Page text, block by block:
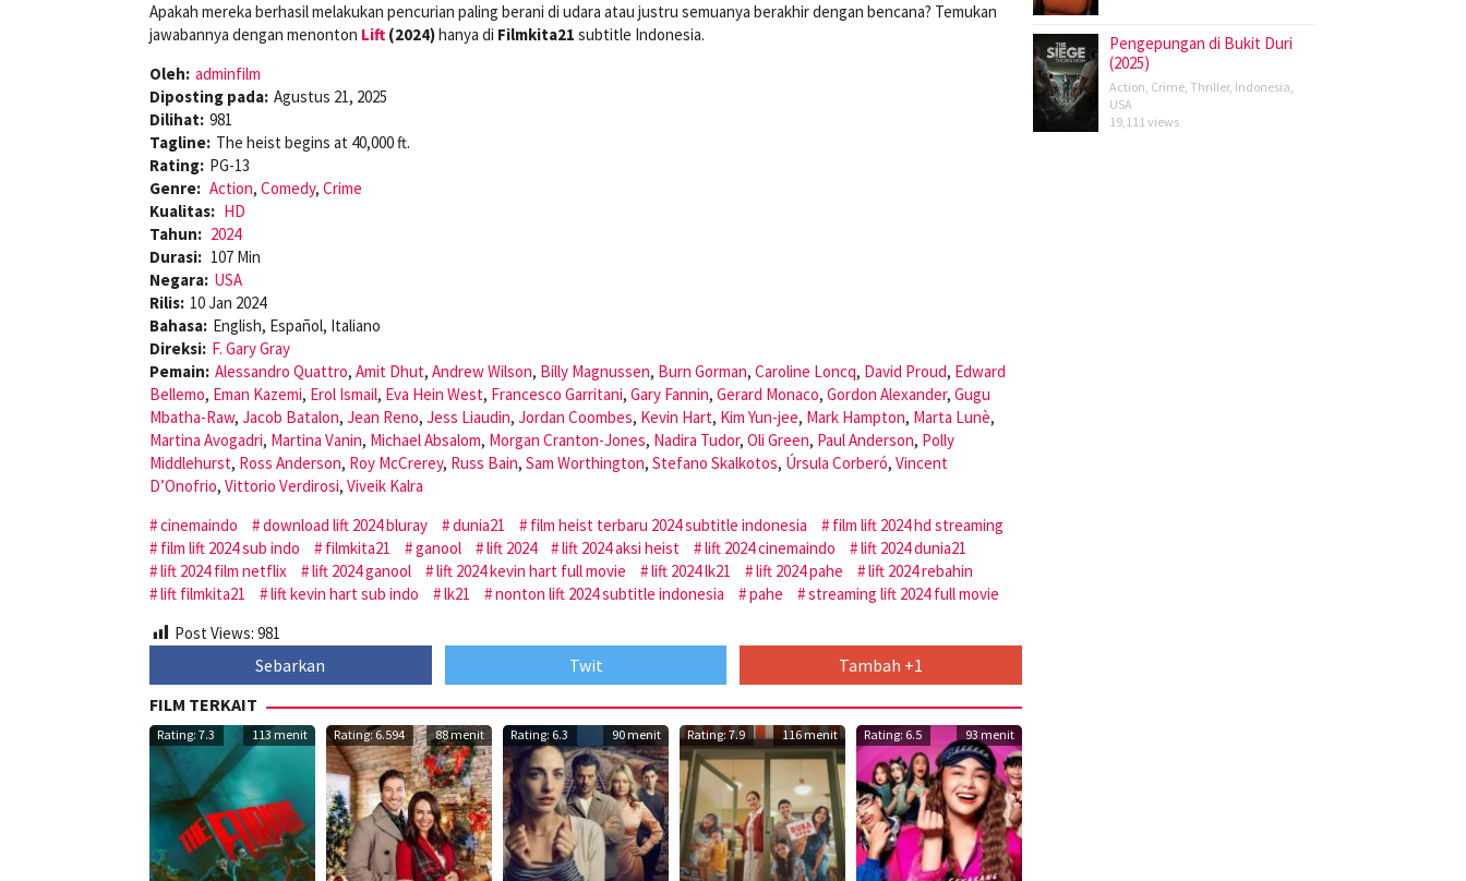
Apakah mereka berhasil melakukan pencurian paling berani di udara atau justru semuanya berakhir dengan bencana? Temukan
jawabannya dengan menonton Lift (2024)hanya di Filmkita21 subtitle Indonesia.
Oleh: adminfilm
Diposting pada: Agustus 21, 2025
Dilihat: 981
Tagline: The heist begins at 40,000 ft.
Rating: PG-13
Genre: Action, Comedy, Crime
Kualitas: HD
Tahun: 2024
Durasi: 107 Min
Negara: USA
Rilis: 10 Jan 2024
Bahasa: English, Español, Italiano
Direksi: F. Gary Gray
Pemain: Alessandro Quattro, Amit Dhut, Andrew Wilson, Billy Magnussen, Burn Gorman, Caroline Loncq, David Proud, Edward
Bellemo, Eman Kazemi, Erol Ismail, Eva Hein West, Francesco Garritani, Gary Fannin, Gerard Monaco, Gordon Alexander, Gugu
Mbatha-Raw, Jacob Batalon, Jean Reno, Jess Liaudin, Jordan Coombes, Kevin Hart, Kim Yun-jee, Mark Hampton, Marta Lunè,
Martina Avogadri, Martina Vanin, Michael Absalom, Morgan Cranton-Jones, Nadira Tudor, Oli Green, Paul Anderson, Polly
Middlehurst, Ross Anderson, Roy McCrerey, Russ Bain, Sam Worthington, Stefano Skalkotos, Úrsula Corberó, Vincent
D’Onofrio, Vittorio Verdirosi, Viveik Kalra
cinemaindo
download lift 2024 bluray dunia21 film heist terbaru 2024 subtitle indonesia
film lift 2024 hd streaming
film lift 2024 sub indo
filmkita21 ganool lift 2024 lift 2024 aksi heist lift 2024 cinemaindo
lift 2024 dunia21
lift 2024 film netflix
lift 2024 ganool lift 2024 kevin hart full movie lift 2024 lk21 lift 2024 pahe
lift 2024 rebahin
lift filmkita21
lift kevin hart sub indo lk21 nonton lift 2024 subtitle indonesia pahe
streaming lift 2024 full movie
Post Views: 981
Sebarkan Twit
Tambah +1
FILM TERKAIT
Rating: 7.3 113 menit Rating: 6.594 88 menit Rating: 6.3 90 menit Rating: 7.9 116 menit Rating: 6.5 93 menit
Pengepungan di Bukit Duri
(2025)
Action, Crime, Thriller, Indonesia,
USA
19,111 views